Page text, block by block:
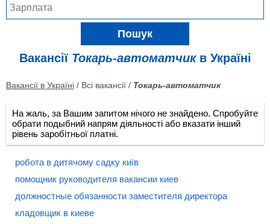
Пошук
Вакансії Токарь-автоматчикв Україні
Вакансії в Україні / Всі вакансії / Токарь-автоматчик
На жаль, за Вашим запитом нічого не знайдено. Спробуйте
обрати подыбний напрям діяльності або вказати інший
рівень заробітньої платні.
робота в дитячому садку київ
помощник руководителя вакансии киев
должностные обязанности заместителя директора
кладовщик в киеве